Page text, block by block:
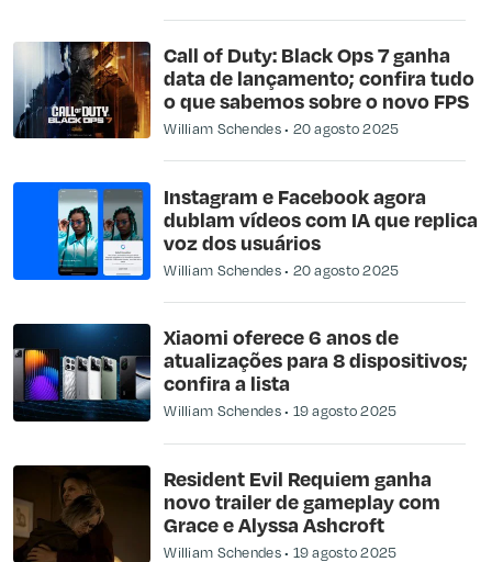
Call of Duty: Black Ops 7 ganha
data de lançamento; confira tudo
o que sabemos sobre o novo FPS
William Schendes 20 agosto 2025
Instagram e Facebook agora
dublam vídeos com IA que replica
voz dos usuários
William Schendes 20 agosto 2025
Xiaomi oferece 6 anos de
atualizações para 8 dispositivos;
confira a lista
William Schendes 19 agosto 2025
Resident Evil Requiem ganha
novo trailer de gameplay com
Grace e Alyssa Ashcroft
William Schendes 19 agosto 2025